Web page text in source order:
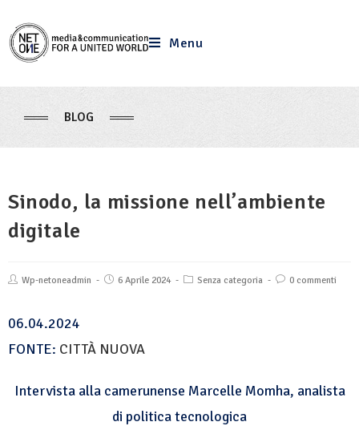
Menu
BLOG
Sinodo, la missione nell’ambiente
digitale
Wp-netoneadmin 6 Aprile 2024 Senza categoria 0 commenti
06.04.2024
FONTE: CITTÀ NUOVA
Intervista alla camerunense Marcelle Momha, analista
di politica tecnologica